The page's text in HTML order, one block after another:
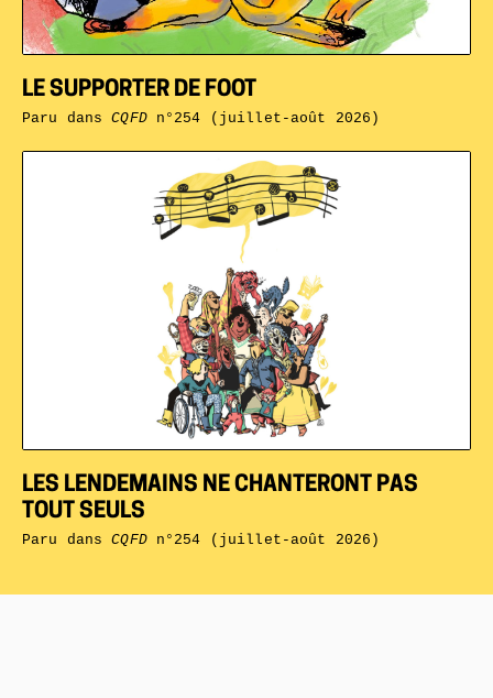
LES LENDEMAINS NE CHANTERONT PAS
TOUT SEULS
Paru dansCQFDn°254 (juillet-août 2026)
LE SUPPORTER DE FOOT
Paru dansCQFDn°254 (juillet-août 2026)